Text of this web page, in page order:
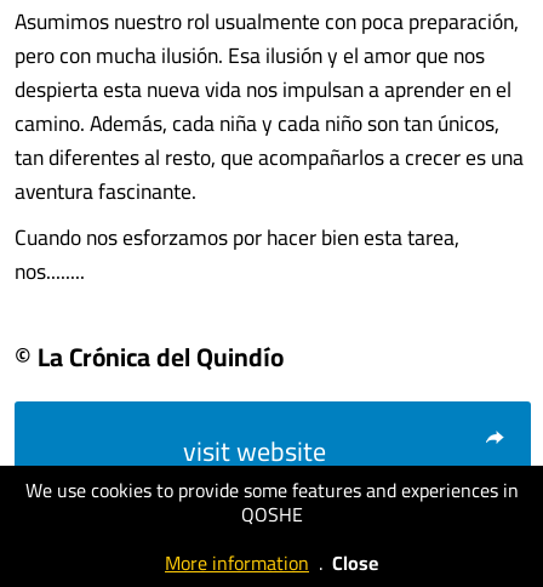
We use cookies to provide some features and experiences in
QOSHE
More information . Close
Asumimos nuestro rol usualmente con poca preparación,
pero con mucha ilusión. Esa ilusión y el amor que nos
despierta esta nueva vida nos impulsan a aprender en el
camino. Además, cada niña y cada niño son tan únicos,
tan diferentes al resto, que acompañarlos a crecer es una
aventura fascinante.
Cuando nos esforzamos por hacer bien esta tarea,
nos........
© La Crónica del Quindío
visit website